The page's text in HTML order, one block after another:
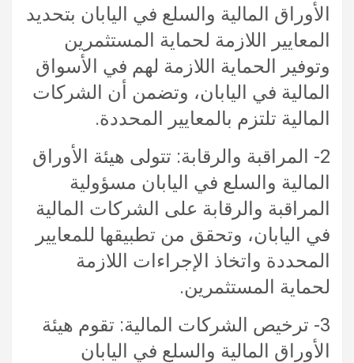
الأوراق المالية والسلع في اليابان بتحديد
المعايير اللازمة لحماية المستثمرين
وتوفير الحماية اللازمة لهم في الأسواق
المالية في اليابان، وتضمن أن الشركات
المالية تلتزم بالمعايير المحددة.
2- المراقبة والرقابة: تتولى هيئة الأوراق
المالية والسلع في اليابان مسؤولية
المراقبة والرقابة على الشركات المالية
في اليابان، وتحقق من تطبيقها للمعايير
المحددة واتخاذ الإجراءات اللازمة
لحماية المستثمرين.
3- ترخيص الشركات المالية: تقوم هيئة
الأوراق المالية والسلع في اليابان